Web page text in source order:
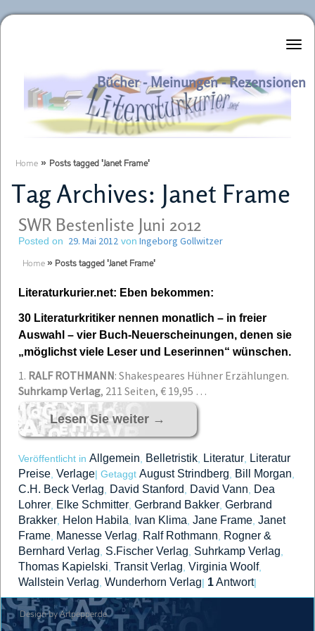
Literaturkurier.net
Bücher - Meinungen - Rezensionen
Home » Posts tagged 'Janet Frame'
Tag Archives: Janet Frame
SWR Bestenliste Juni 2012
Posted on 29. Mai 2012 von Ingeborg Gollwitzer
Home » Posts tagged 'Janet Frame'
Literaturkurier.net: Eben bekommen:
30 Literaturkritiker nennen monatlich – in freier
Auswahl – vier Buch-Neuerscheinungen, denen sie
„möglichst viele Leser und Leserinnen“ wünschen.
1. RALF ROTHMANN: Shakespeares Hühner Erzählungen.
Suhrkamp Verlag, 211 Seiten, € 19,95 …
Lesen Sie weiter →
Veröffentlicht in Allgemein Belletristik Literatur
Literatur
Preise Verlage| Getaggt August Strindberg Bill Morgan
C.H. Beck Verlag David Stanford David Vann
Dea
Lohrer Elke Schmitter Gerbrand Bakker Gerbrand
Brakker Helon Habila Ivan Klima Jane Frame Janet
Frame Manesse Verlag Ralf Rothmann
Rogner &
Bernhard Verlag S.Fischer Verlag Suhrkamp Verlag
Thomas Kapielski Transit Verlag Virginia Woolf,
Wallstein Verlag Wunderhorn Verlag| 1Antwort|
Design by Artpepper.de